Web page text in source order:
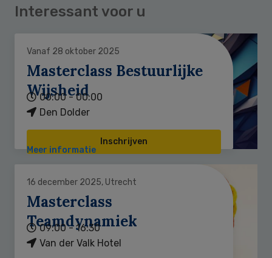
Interessant voor u
Vanaf 28 oktober 2025
Masterclass Bestuurlijke
Wijsheid
00:00 - 00:00
Den Dolder
Inschrijven
Meer informatie
16 december 2025, Utrecht
Masterclass
Teamdynamiek
09:00 - 16:30
Van der Valk Hotel